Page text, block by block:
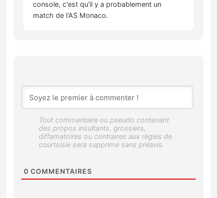
console, c'est qu'il y a probablement un
match de l'AS Monaco.
0 COMMENTAIRES